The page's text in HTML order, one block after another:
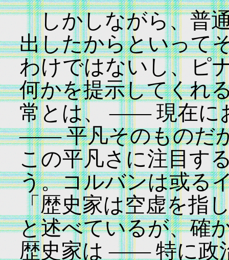
しかしながら、普
出したからといって
わけではないし、ピ
何かを提示してくれ
常とは、 ―― 現在に
―― 平凡そのものだ
この平凡さに注目す
う。コルバンは或る
「歴史家は空虚を指
と述べているが、確
歴史家は ―― 特に政